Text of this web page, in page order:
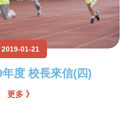
2019-01-21
度 校長來信(四)
更多 》